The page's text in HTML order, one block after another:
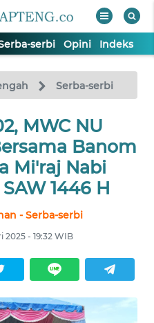
serbi Opini Indeks
Serba-serbi
MWC NU
Banom
Mi'raj Nabi
1446 H
- Serba-serbi
2025 - 19:32 WIB